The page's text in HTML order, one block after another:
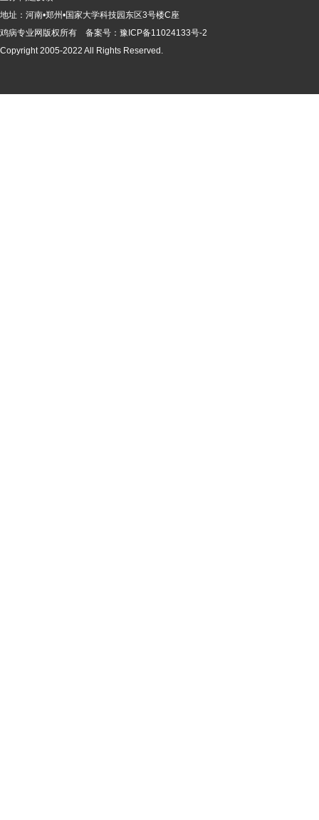
地址：河南•郑州•国家大学科技园东区3号楼C座
鸡病专业网版权所有 备案号： 豫ICP备11024133号-2
Copyright 2005-2022 All Rights Reserved.